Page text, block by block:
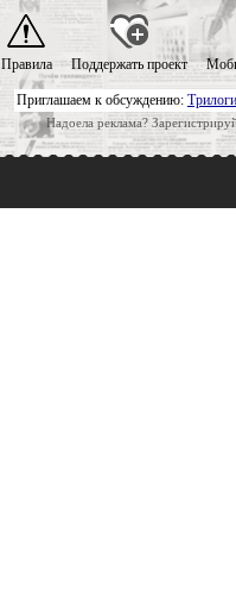
Приглашаем к обсуждению:
Надоела реклама?
Правила Поддержать проект